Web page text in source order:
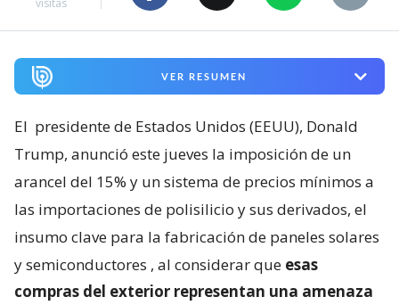
VER RESUMEN
El presidente de Estados Unidos (EEUU), Donald
Trump, anunció este jueves la imposición de un
arancel del 15% y un sistema de precios mínimos a
las importaciones de polisilicio y sus derivados, el
insumo clave para la fabricación de paneles solares
y semiconductores , al considerar que esas
compras del exterior representan una amenaza